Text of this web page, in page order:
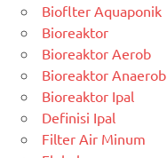
Bioflter Aquaponik
Bioreaktor
Bioreaktor Aerob
Bioreaktor Anaerob
Bioreaktor Ipal
Definisi Ipal
Filter Air Minum